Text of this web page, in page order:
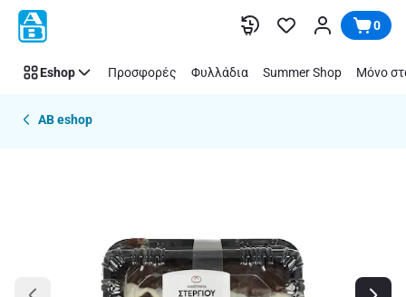
Παράλειψη 0
Eshop Προσφορές Φυλλάδια Summer Shop Μόνο
AB eshop